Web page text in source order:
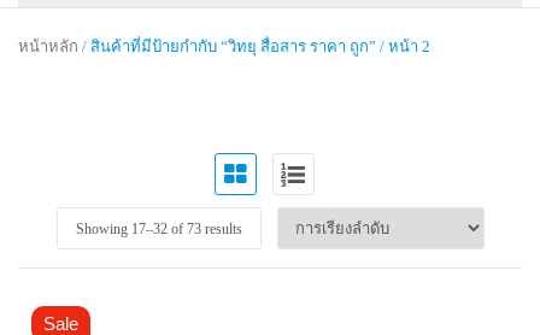
หน้าหลัก / สินค้าที่มีป้ายกำกับ “วิทยุ สื่อสาร ราคา ถูก” / หน้า 2
Showing 17–32of 73 results
Sale